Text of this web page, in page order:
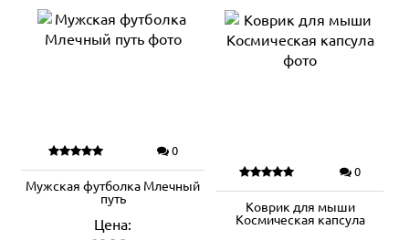
0
Мужская футболка Млечный
путь
Цена:
0
Коврик для мыши
Космическая капсула